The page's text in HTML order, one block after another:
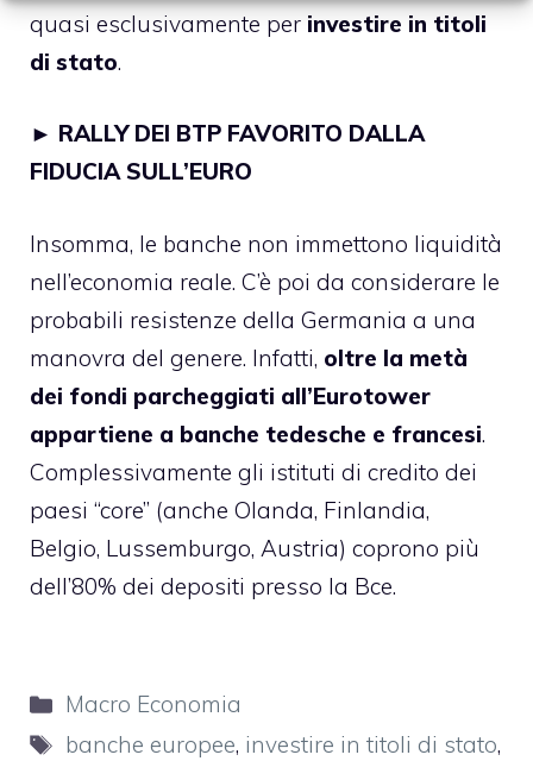
quasi esclusivamente per investire in titoli
di stato.
► RALLY DEI BTP FAVORITO DALLA
FIDUCIA SULL’EURO
Insomma, le banche non immettono liquidità
nell’economia reale. C’è poi da considerare le
probabili resistenze della Germania a una
manovra del genere. Infatti, oltre la metà
dei fondi parcheggiati all’Eurotower
appartiene a banche tedesche e francesi.
Complessivamente gli istituti di credito dei
paesi “core” (anche Olanda, Finlandia,
Belgio, Lussemburgo, Austria) coprono più
dell’80% dei depositi presso la Bce.
Categorie
Macro Economia
Tag
banche europee, investire in titoli di stato,